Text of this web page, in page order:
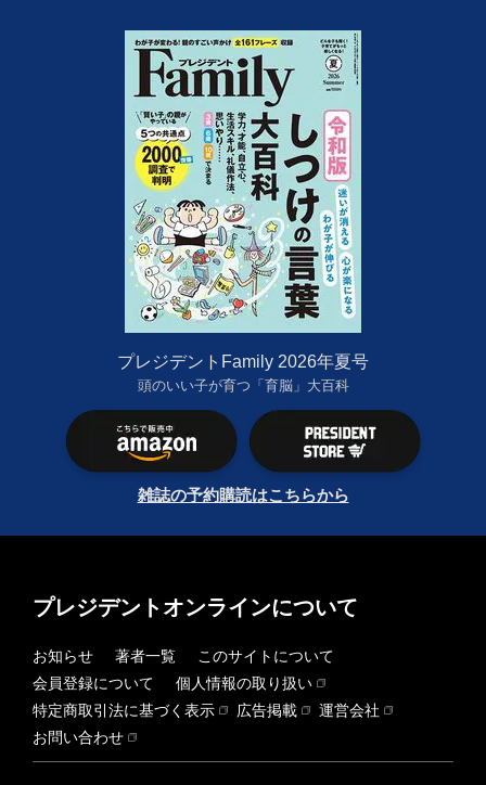
プレジデントFamily 2026年夏号
頭のいい子が育つ「育脳」大百科
雑誌の予約購読はこちらから
プレジデントオンラインについて
お知らせ 著者一覧
このサイトについて
会員登録について
個人情報の取り扱い
特定商取引法に基づく表示
広告掲載
運営会社
お問い合わせ